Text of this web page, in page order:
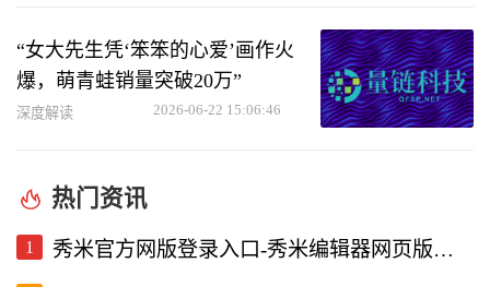
“女大先生凭‘笨笨的心爱’画作火
爆，萌青蛙销量突破20万”
深度解读 2026-06-22 15:06:46
热门资讯
1 秀米官方网版登录入口-秀米编辑器网页版登录入口